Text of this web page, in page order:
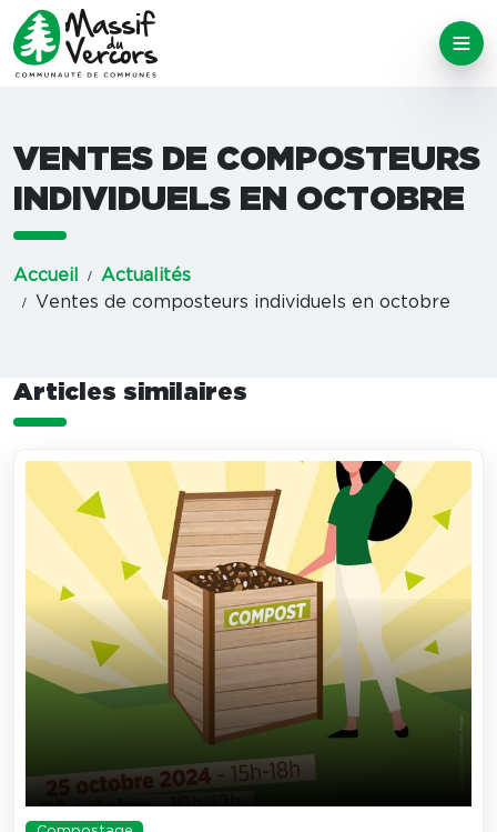
VENTES DE COMPOSTEURS
INDIVIDUELS EN OCTOBRE
Accueil
Actualités
Ventes de composteurs individuels en octobre
Articles similaires